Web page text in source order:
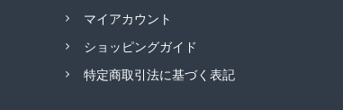
マイアカウント
ショッピングガイド
特定商取引法に基づく表記